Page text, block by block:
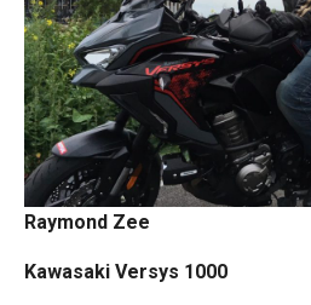
Raymond Zee
Kawasaki Versys 1000